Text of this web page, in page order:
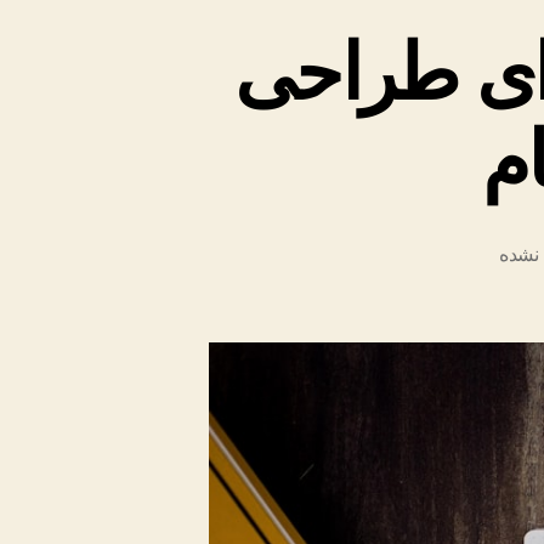
طراحی
نشده